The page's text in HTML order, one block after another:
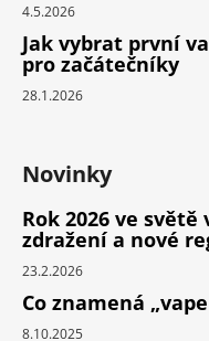
4.5.2026
Jak vybrat první
pro začátečníky
28.1.2026
Novinky
Rok 2026 ve
zdražení a nové
23.2.2026
Co znamená
8.10.2025